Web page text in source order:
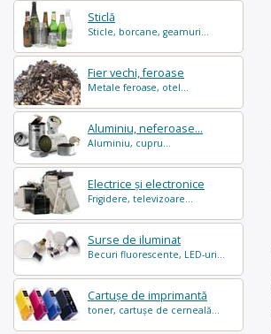
Sticlă
Sticle, borcane, geamuri...
Fier vechi, feroase
Metale feroase, otel...
Aluminiu, neferoase...
Aluminiu, cupru...
Electrice și electronice
Frigidere, televizoare...
Surse de iluminat
Becuri fluorescente, LED-uri...
Cartușe de imprimantă
toner, cartușe de cerneală...